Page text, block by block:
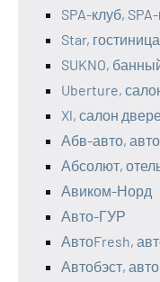
SPA-клуб,
Star, гостиница
SUKNO,
Uberture,
Xl, салон
Абв-авто,
Абсолют,
Авиком-Норд
Авто-ГУР
АвтоFresh,
Автобэст,